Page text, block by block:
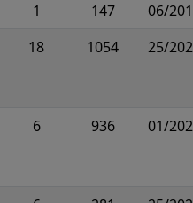
1 147
06/
18 1054 25/
6 936 01/